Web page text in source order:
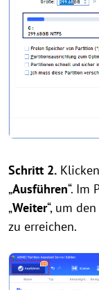
Schritt 2.
„Ausführen“. Im
„Weiter“, um
zu erreichen.